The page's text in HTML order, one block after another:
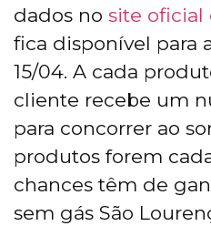
dados no site oficial
fica disponível para
15/04. A cada
cliente recebe um
para concorrer ao
produtos forem
chances têm de
sem gás São